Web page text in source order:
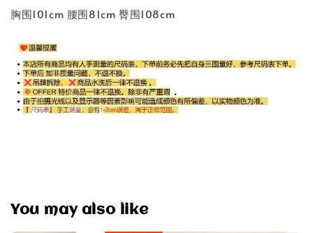
胸围101cm 腰围81cm 臀围108cm
You may also like